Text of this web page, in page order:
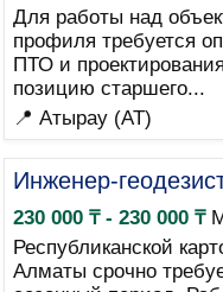
Для работы над
профиля требуется
ПТО и
позицию старшего...
📍 Атырау (AT)
Инженер-
230 000 ₸ - 230 000 ₸
Республиканской
Алматы срочно